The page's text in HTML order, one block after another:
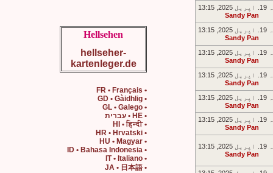
Sandy Pan
Sandy Pan
Sandy Pan
Sandy Pan
Sandy Pan
Sandy Pan
Sandy Pan
Hellsehen
hellseher-
kartenleger.de
• FR • Français
• GD • Gàidhlig
• GL • Galego
• HE • עברית
• HI • हिन्दी
• HR • Hrvatski
• HU • Magyar
• ID • Bahasa Indonesia
• IT • Italiano
• JA • 日本語